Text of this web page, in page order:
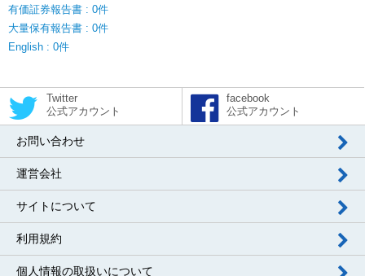
有価証券報告書 : 0件
大量保有報告書 : 0件
English : 0件
Twitter
公式アカウント
facebook
公式アカウント
お問い合わせ
運営会社
サイトについて
利用規約
個人情報の取扱いについて